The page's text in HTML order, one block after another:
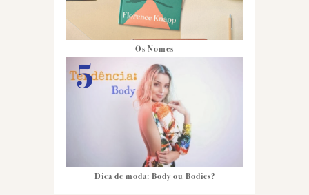
Os Nomes
Dica de moda: Body ou Bodies?